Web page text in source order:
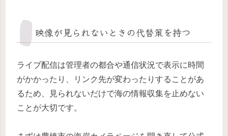
映像が見られないときの代替策を持つ
ライブ配信は管理者の都合や通信状況で表示に時間
がかかったり、リンク先が変わったりすることがあ
るため、見られないだけで海の情報収集を止めない
ことが大切です。